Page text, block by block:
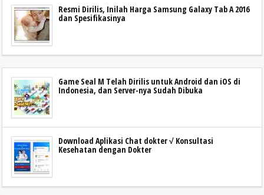
Resmi Dirilis, Inilah Harga Samsung Galaxy Tab A 2016
dan Spesifikasinya
Game Seal M Telah Dirilis untuk Android dan iOS di
Indonesia, dan Server-nya Sudah Dibuka
Download Aplikasi Chat dokter √ Konsultasi
Kesehatan dengan Dokter